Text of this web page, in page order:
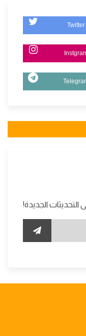
Twitter
الجديدة!